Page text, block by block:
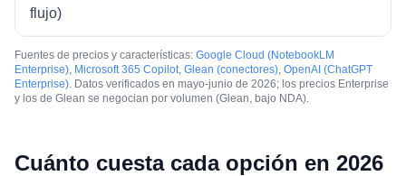
flujo)
Fuentes de precios y características: Google Cloud (NotebookLM
Enterprise), Microsoft 365 Copilot, Glean (conectores), OpenAI (ChatGPT
Enterprise). Datos verificados en mayo-junio de 2026; los precios Enterprise
y los de Glean se negocian por volumen (Glean, bajo NDA).
Cuánto cuesta cada opción en 2026